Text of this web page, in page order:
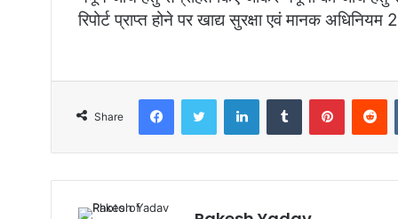
रिपोर्ट प्राप्त होने पर खाद्य सुरक्षा एवं मानक
Share